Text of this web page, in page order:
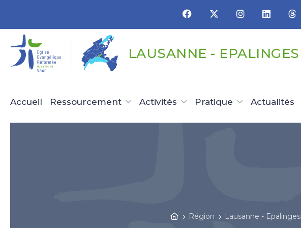
LAUSANNE - EPALINGES
Accueil Ressourcement Activités Pratique Actualités
Région Lausanne - Epalinges